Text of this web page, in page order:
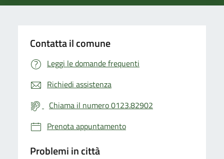
Contatta il comune
Leggi le domande frequenti
Richiedi assistenza
Chiama il numero 0123.82902
Prenota appuntamento
Problemi in città